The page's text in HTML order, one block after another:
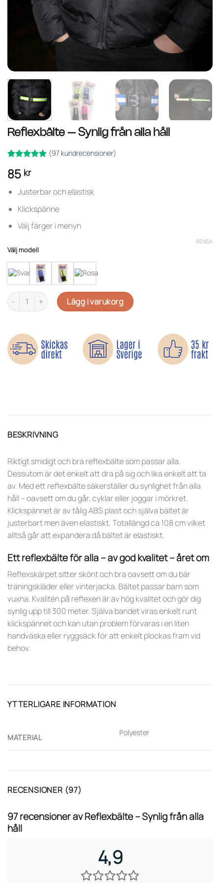
Reflexbälte – Synlig från alla håll
4.87av 5
kundrecensioner
(97kundrecensioner)
85 kr
Justerbar och elastisk
Klickspänne
Välj färger i menyn
Välj modell
RENSA
Reflexbälte - Synlig från alla håll mängd
Lägg i varukorg
BESKRIVNING
Riktigt smidigt och bra reflexbälte som passar alla.
Dessutom är det enkelt att dra på sig och lika enkelt att ta
av. Med ett reflexbälte säkerställer du synlighet från alla
håll – oavsett om du går, cyklar eller joggar i mörkret.
Klickspännet är av tålig ABS plast och själva bältet är
justerbart men även elastiskt. Totallängd ca 108 cm vilket
alltså går att expandera då bältet är elastiskt.
Ett reflexbälte för alla – av god kvalitet – året om
Reflexskärpet sitter skönt och bra oavsett om du bär
träningskläder eller vinterjacka. Bältet passar barn som
vuxna. Kvalitén på reflexen är av hög kvalitet och gör dig
synlig upp till 300 meter. Själva bandet viras enkelt runt
klickspännet och kan utan problem förvaras i en liten
handväska eller ryggsäck för att enkelt plockas fram vid
behov.
YTTERLIGARE INFORMATION
MATERIAL
Polyester
RECENSIONER (97)
97 recensioner avReflexbälte – Synlig från alla
håll
4,9